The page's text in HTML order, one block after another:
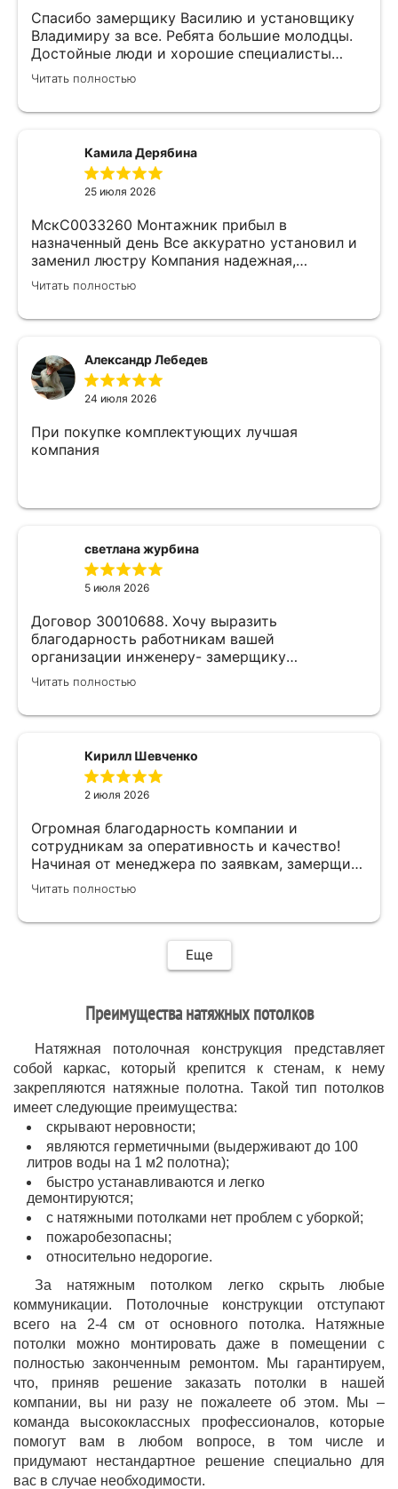
Спасибо замерщику Василию и установщику
Владимиру за все. Ребята большие молодцы.
Достойные люди и хорошие специалисты
своего дела. Молодцы просто, нет слов.
Читать полностью
Камила Дерябина
25 июля 2026
МскС0033260 Монтажник прибыл в
назначенный день Все аккуратно установил и
заменил люстру Компания надежная,
изначально был заключен договор с
замерщиком Делают приятные скидки Не
Читать полностью
Александр Лебедев
24 июля 2026
При покупке комплектующих лучшая
компания
светлана журбина
5 июля 2026
Договор 30010688. Хочу выразить
благодарность работникам вашей
организации инженеру- замерщику
Кулабухову Николаю,и мастеру монтажа Илье
.Спасибо за проделанную работу и
быстро,качественно,профессионально сделал
свою работу,убрал за собой ,что очень
приятно.Мне все понравилось .Хорошая
Читать полностью
Кирилл Шевченко
2 июля 2026
Огромная благодарность компании и
сотрудникам за оперативность и качество!
Начиная от менеджера по заявкам, замерщика
и установщиков. Объяснили про полотно и
системы монтажа, дали выбор, сделали
Читать полностью
Еще
Преимущества натяжных потолков
Натяжная потолочная конструкция представляет
собой каркас, который крепится к стенам, к нему
закрепляются натяжные полотна. Такой тип потолков
имеет следующие преимущества:
скрывают неровности;
являются герметичными (выдерживают до 100
литров воды на 1 м2 полотна);
быстро устанавливаются и легко
демонтируются;
с натяжными потолками нет проблем с уборкой;
пожаробезопасны;
относительно недорогие.
За натяжным потолком легко скрыть любые
коммуникации. Потолочные конструкции отступают
всего на 2-4 см от основного потолка. Натяжные
потолки можно монтировать даже в помещении с
полностью законченным ремонтом. Мы гарантируем,
что, приняв решение заказать потолки в нашей
компании, вы ни разу не пожалеете об этом. Мы –
команда высококлассных профессионалов, которые
помогут вам в любом вопросе, в том числе и
придумают нестандартное решение специально для
вас в случае необходимости.